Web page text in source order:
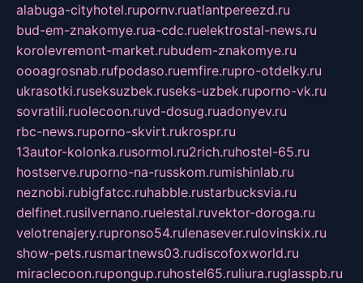
alabuga-cityhotel.rupornv.ruatlantpereezd.ru
bud-em-znakomye.rua-cdc.ruelektrostal-news.ru
korolevremont-market.rubudem-znakomye.ru
oooagrosnab.rufpodaso.ruemfire.rupro-otdelky.ru
ukrasotki.ruseksuzbek.ruseks-uzbek.ruporno-vk.ru
sovratili.ruolecoon.ruvd-dosug.ruadonyev.ru
rbc-news.ruporno-skvirt.rukrospr.ru
13autor-kolonka.rusormol.ru2rich.ruhostel-65.ru
hostserve.ruporno-na-russkom.rumishinlab.ru
neznobi.rubigfatcc.ruhabble.rustarbucksvia.ru
delfinet.rusilvernano.ruelestal.ruvektor-doroga.ru
velotrenajery.rupronso54.rulenasever.rulovinskix.ru
show-pets.rusmartnews03.rudiscofoxworld.ru
miraclecoon.rupongup.ruhostel65.ruliura.ruglasspb.ru